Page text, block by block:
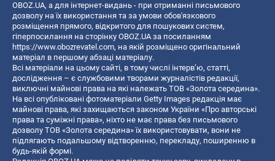
OBOZ.UA, а для інтернет-видань - при отриманні письмового
дозволу на їх використання та за умови обов'язкового
розміщення прямого, відкритого для пошукових систем,
гіперпосилання на сторінку OBOZ.UA за посиланням
https://www.obozrevatel.com, на якій розміщено оригінальний
матеріал в першому абзаці матеріалу.
Всі матеріали на цьому сайті, в тому числі інтерв’ю, статті,
дослідження – є службовими творами журналістів редакції,
виключні майнові права на які належать ТОВ «Золота середина».
На всі опубліковані фотоматеріали Getty Images редакція має
майнові права, які захищаються законом України «Про авторські
права та суміжні права», ніхто не має права без письмового
дозволу ТОВ «Золота середина» їх використовувати, вони не
підлягають подальшому відтворенню, перекладу, поширенню в
будь-якій формі.